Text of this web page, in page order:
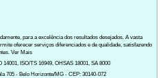
para a excelência dos resultados desejados. A vasta
oferecer serviços diferenciados e de qualidade, satisfazendo
Ver Mais
ISO/TS 16949, OHSAS 18001, SA 8000
705 - Belo Horizonte/MG - CEP: 30140-072